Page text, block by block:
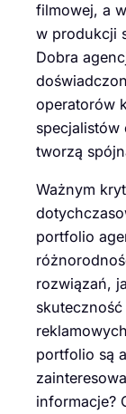
filmowej, a
w produkcji
Dobra
operatorów
tworzą
Ważnym
portfolio
rozwiązań,
portfolio są
informacje?